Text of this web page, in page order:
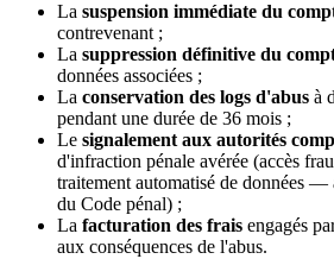
La suspension immédiate du
contrevenant ;
La suppression définitive du
données associées ;
La conservation des logs d'abus à
pendant une durée de 36 mois ;
Le signalement aux autorités
d'infraction pénale avérée (accès
traitement automatisé de données —
du Code pénal) ;
La facturation des frais engagés
aux conséquences de l'abus.